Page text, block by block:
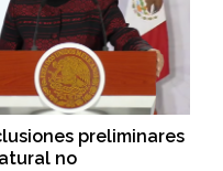
preliminares
no